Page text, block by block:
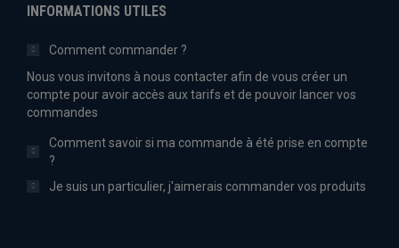
INFORMATIONS UTILES
Comment commander ?
Nous vous invitons à nous contacter afin de vous créer un
compte pour avoir accès aux tarifs et de pouvoir lancer vos
commandes
Comment savoir si ma commande à été prise en compte
?
Je suis un particulier, j'aimerais commander vos produits